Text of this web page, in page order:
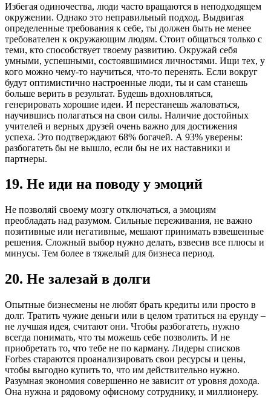
Избегая одиночества, люди часто вращаются в неподходящем
окружении. Однако это неправильный подход. Выдвигая
определенные требования к себе, ты должен быть не менее
требователен к окружающим людям. Стоит общаться только с
теми, кто способствует твоему развитию. Окружай себя
умными, успешными, состоявшимися личностями. Ищи тех, у
кого можно чему-то научиться, что-то перенять. Если вокруг
будут оптимистично настроенные люди, ты и сам станешь
больше верить в результат. Будешь вдохновляться,
генерировать хорошие идеи. И перестанешь жаловаться,
научившись полагаться на свои силы. Наличие достойных
учителей и верных друзей очень важно для достижения
успеха. Это подтверждают 68% богачей. А 93% уверены:
разбогатеть бы не вышло, если бы не их наставники и
партнеры.
19. Не иди на поводу у эмоций
Не позволяй своему мозгу отключаться, а эмоциям
преобладать над разумом. Сильные переживания, не важно
позитивные или негативные, мешают принимать взвешенные
решения. Сложный выбор нужно делать, взвесив все плюсы и
минусы. Тем более в тяжелый для бизнеса период.
20. Не залезай в долги
Опытные бизнесмены не любят брать кредиты или просто в
долг. Тратить чужие деньги или в целом тратиться на ерунду –
не лучшая идея, считают они. Чтобы разбогатеть, нужно
всегда понимать, что ты можешь себе позволить. И не
приобретать то, что тебе не по карману. Лидеры списков
Forbes стараются проанализировать свои ресурсы и цены,
чтобы выгодно купить то, что им действительно нужно.
Разумная экономия совершенно не зависит от уровня дохода.
Она нужна и рядовому офисному сотруднику, и миллионеру.